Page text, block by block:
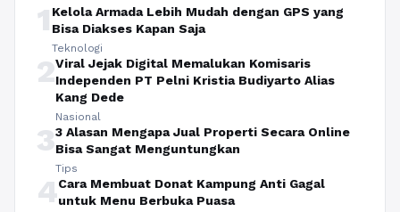
1 Kelola Armada Lebih Mudah dengan GPS yang
Bisa Diakses Kapan Saja
Teknologi
2Viral Jejak Digital Memalukan Komisaris
Independen PT Pelni Kristia Budiyarto Alias
Kang Dede
Nasional
33 Alasan Mengapa Jual Properti Secara Online
Bisa Sangat Menguntungkan
Tips
4Cara Membuat Donat Kampung Anti Gagal
untuk Menu Berbuka Puasa